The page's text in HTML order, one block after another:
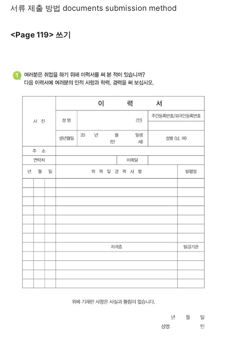
서류 제출 방법 documents submission method
<Page 119> 쓰기